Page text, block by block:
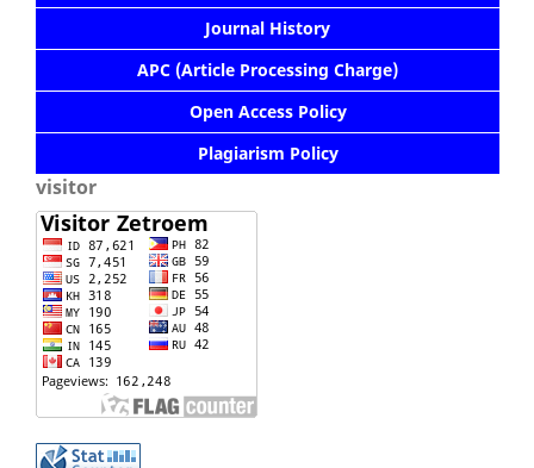
Journal History
APC (Article Processing Charge)
Open Access Policy
Plagiarism Policy
visitor